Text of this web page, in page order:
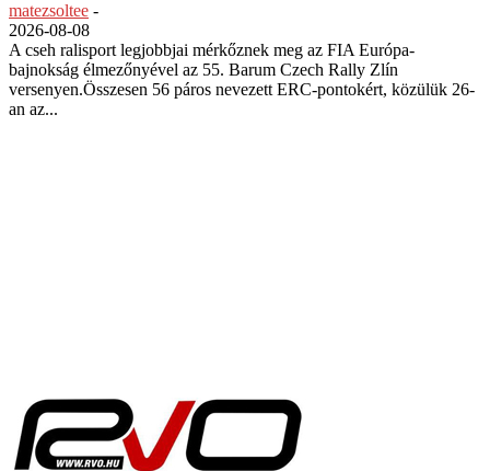
matezsoltee -
2026-08-08
A cseh ralisport legjobbjai mérkőznek meg az FIA Európa-
bajnokság élmezőnyével az 55. Barum Czech Rally Zlín
versenyen.Összesen 56 páros nevezett ERC-pontokért, közülük 26-
an az...